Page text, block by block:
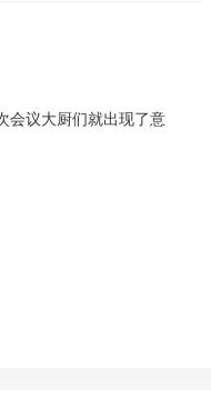
会议大厨们就出现了意